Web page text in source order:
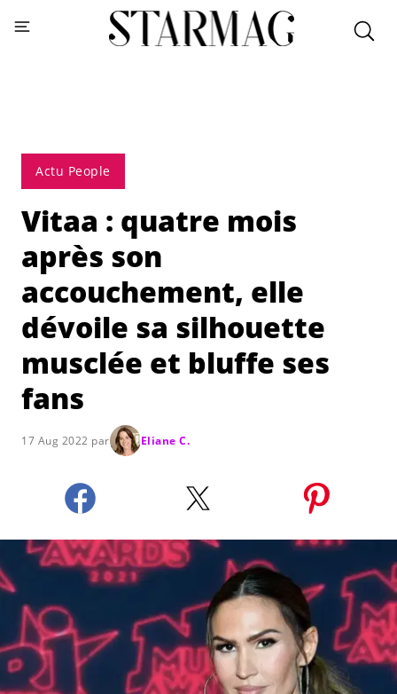
Actu People
Vitaa : quatre mois
après son
accouchement, elle
dévoile sa silhouette
musclée et bluffe ses
fans
17 Aug 2022 par Eliane C.